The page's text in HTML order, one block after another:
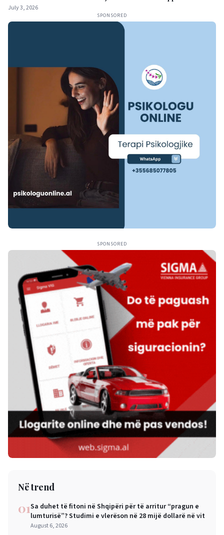
July 3, 2026
SPONSORED
SPONSORED
Në trend
01Sa duhet të fitoni në Shqipëri për të arritur “pragun e
lumturisë”? Studimi e vlerëson në 28 mijë dollarë në vit
August 6, 2026